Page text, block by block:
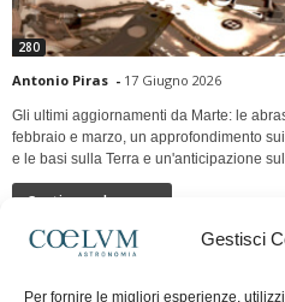
Gestisci
Per fornire le migliori esperienze,
280
Antonio Piras - 17 Giugno 2026
Gli ultimi aggiornamenti da Marte: le
febbraio e marzo, un approfondimento
e le basi sulla Terra e un'anticipazione
Continua a leggere